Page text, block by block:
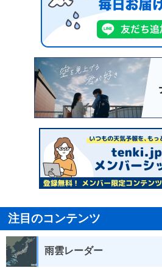
注目のコンテンツ
雨雲レーダー